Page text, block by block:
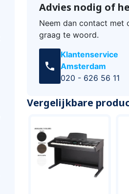
Advies nodig of
Neem dan contact met
graag te woord.
call
Klantenservice
Amsterdam
020 - 626 56 11
Vergelijkbare